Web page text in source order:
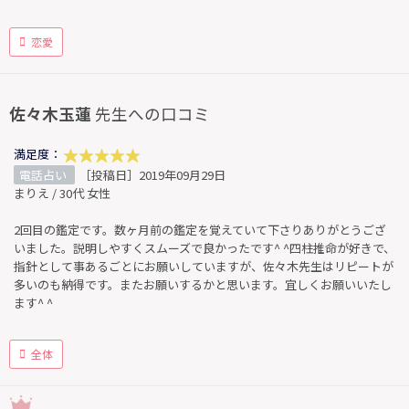
恋愛
佐々木玉蓮 先生への口コミ
満足度：
電話占い
［投稿日］2019年09月29日
まりえ / 30代 女性
2回目の鑑定です。数ヶ月前の鑑定を覚えていて下さりありがとうござ
いました。説明しやすくスムーズで良かったです^ ^四柱推命が好きで、
指針として事あるごとにお願いしていますが、佐々木先生はリピートが
多いのも納得です。またお願いするかと思います。宜しくお願いいたし
ます^ ^
全体